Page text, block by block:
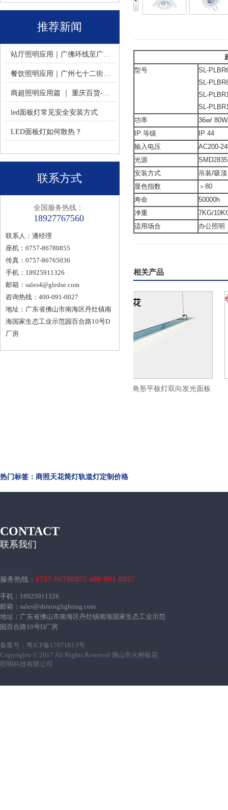
推荐新闻
站厅照明应用｜广佛环线至广州南站 -佛山火树银花照明
餐饮照明应用｜广州七十二街道餐饮连锁-佛山火树银花照明
商超照明应用篇 ｜ 重庆百货-佛山火树银花照明合作历程
led面板灯常见安全安装方式
LED面板灯如何散热？
联系方式
全国服务热线：
18927767560
联系人：潘经理
座机：0757-86780855
传真：0757-86765036
手机：18925911326
邮箱： sales4@gledse.com
咨询热线：400-091-0027
地址：广东省佛山市南海区丹灶镇南
海国家生态工业示范园百合路10号D
厂房
型号
SL-
SL-
SL-
SL-
功率
36w/
IP 等级
IP 44
输入电压
AC200-
光源
SMD2835
安装方式
吊装/吸顶
显色指数
＞80
寿命
50000h
净重
7KG/
适用场合
办公照明
相关产品
火树银花照明三角形平板灯双向发光面板
热门标签：商照天花筒灯轨道灯定制价格
CONTACT
联系我们
服务热线： 0757-86780855 400-091-0027
手机：18925911326
邮箱：sales@shininglighting.com
地址：广东省佛山市南海区丹灶镇南海国家生态工业示范
园百合路10号D厂房
备案号： 粤ICP备17071813号
Copyrights © 2017 All Rights Reserved 佛山市火树银花
照明科技有限公司